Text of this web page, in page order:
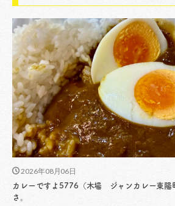
2026年08月06日
カレーですよ5776（木場 ジャンカレー東陽
さ。